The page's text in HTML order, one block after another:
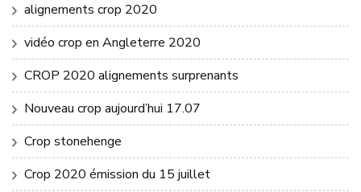
alignements crop 2020
vidéo crop en Angleterre 2020
CROP 2020 alignements surprenants
Nouveau crop aujourd’hui 17.07
Crop stonehenge
Crop 2020 émission du 15 juillet